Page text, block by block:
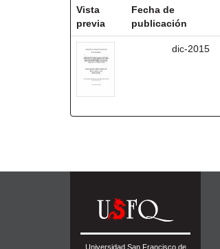
Vista
previa
Fecha de
publicación
dic-2015
Universidad San Francisco de